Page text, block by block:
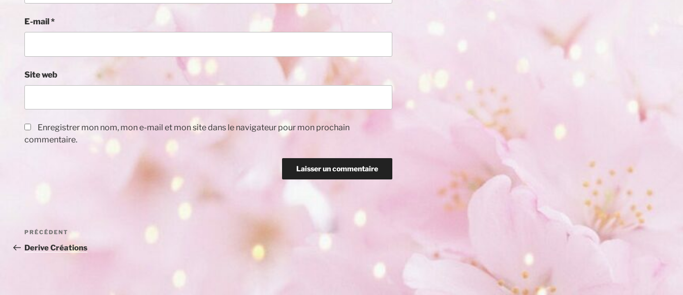
E-mail *
Site web
Enregistrer mon nom, mon e-mail et mon site dans le navigateur pour mon prochain
commentaire.
Navigation
de
Article
précédent
PRÉCÉDENT
Derive Créations